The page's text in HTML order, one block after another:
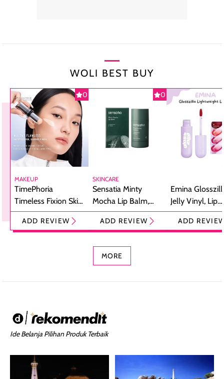
WOLI BEST BUY
0
MAKEUP
TimePhoria
Timeless Fixion Skin
Tint Stick,
Foundation dan
ADD REVIEW
0
SKINCARE
Sensatia Minty
Mocha Lip Balm,
Pelembap Bibir
dengan Aroma
ADD REVIEW
Emina
Jelly Vinyl, Lip
Cream Glossy
Ringan
ADD
MORE
Ide Belanja Pilihan Produk Terbaik